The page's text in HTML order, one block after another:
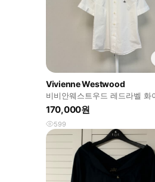
Vivienne Westwood
비비안웨스트우드 레드라벨 화
팔 셔츠
170,000원
599